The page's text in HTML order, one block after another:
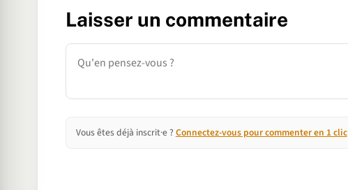
Laisser un commentaire
Commentaire
Vous êtes déjà inscrit·e ? Connectez-vous pour commenter en 1 clic